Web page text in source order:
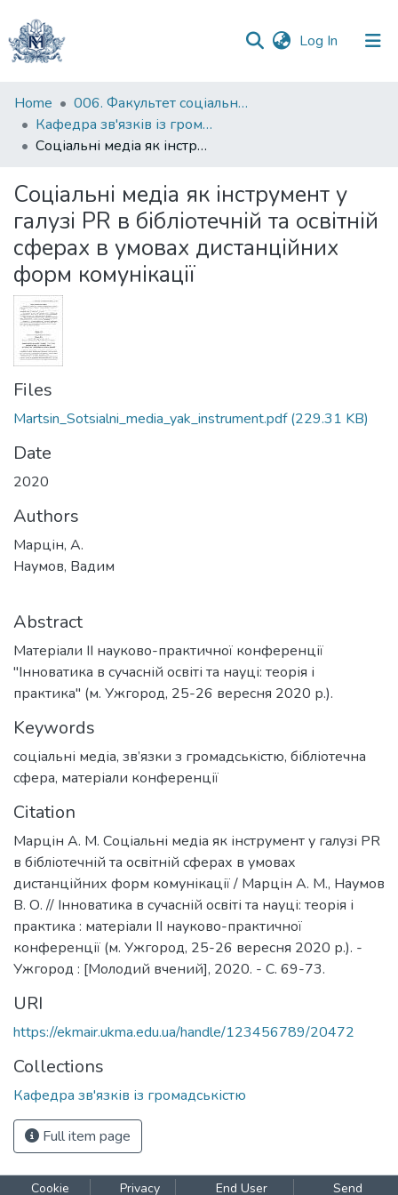
Log In (current)
Communities
&
Collections
Statistics
Home
006. Факультет соціальних наук і соціальних технологій
Кафедра зв'язків із громадськістю
Соціальні медіа як інструмент у галузі PR в бібліотечній та освітній сферах в умовах дистанційних форм комунікації
Соціальні медіа як інструмент у
галузі PR в бібліотечній та освітній
сферах в умовах дистанційних
форм комунікації
Files
Martsin_Sotsialni_media_yak_instrument.pdf(229.31 KB)
Date
2020
Authors
Марцін, А.
Наумов, Вадим
Abstract
Матеріали ІІ науково-практичної конференції
"Інноватика в сучасній освіті та науці: теорія і
практика" (м. Ужгород, 25-26 вересня 2020 р.).
Keywords
соціальні медіа, зв’язки з громадськістю, бібліотечна
сфера, матеріали конференції
Citation
Марцін А. М. Соціальні медіа як інструмент у галузі PR
в бібліотечній та освітній сферах в умовах
дистанційних форм комунікації / Марцін А. М., Наумов
В. О. // Інноватика в сучасній освіті та науці: теорія і
практика : матеріали ІІ науково-практичної
конференції (м. Ужгород, 25-26 вересня 2020 р.). -
Ужгород : [Молодий вчений], 2020. - С. 69-73.
URI
https://ekmair.ukma.edu.ua/handle/123456789/20472
Collections
Кафедра зв'язків із громадськістю
Full item page
Cookie Privacy End User Send